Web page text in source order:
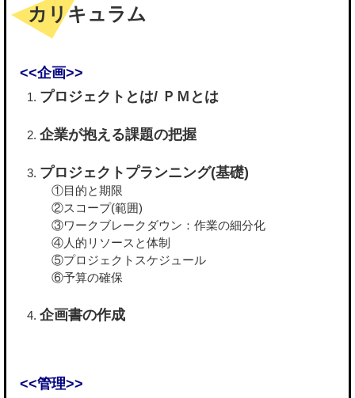
カリキュラム
<<企画>>
プロジェクトとは/ ＰＭとは
企業が抱える課題の把握
プロジェクトプランニング(基礎)
①目的と期限
②スコープ(範囲)
③ワークブレークダウン：作業の細分化
④人的リソースと体制
⑤プロジェクトスケジュール
⑥予算の確保
企画書の作成
<<管理>>